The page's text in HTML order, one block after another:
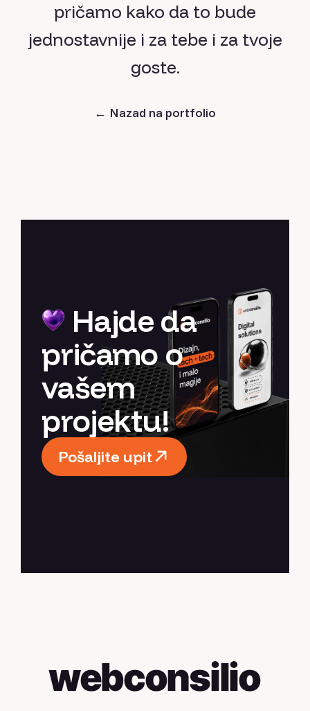
pričamo kako da to bude
jednostavnije i za tebe i za tvoje
goste.
← Nazad na portfolio
Hajde da
pričamo o
vašem
projektu!
Pošaljite upit
Pošaljite upit
webconsilio